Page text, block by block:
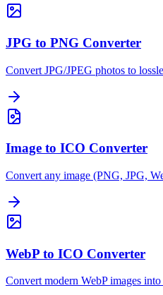
JPG to PNG Converter
Convert JPG/JPEG photos to
Image to ICO Converter
Convert any image (PNG, JPG,
WebP to ICO Converter
Convert modern WebP images